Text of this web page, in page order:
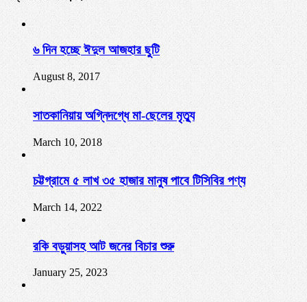
৬ দিন হচ্ছে ঈদুল আজহার ছুটি
August 8, 2017
সাতকানিয়ায় অগ্নিদগ্ধে মা-ছেলের মৃত্যু
March 10, 2018
চট্টগ্রামে ৫ লাখ ৩৫ হাজার মানুষ পাবে টিসিবির পণ্য
March 14, 2022
রকি বড়ুয়াসহ আট জনের বিচার শুরু
January 25, 2023